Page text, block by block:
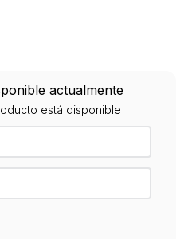
actualmente
está disponible